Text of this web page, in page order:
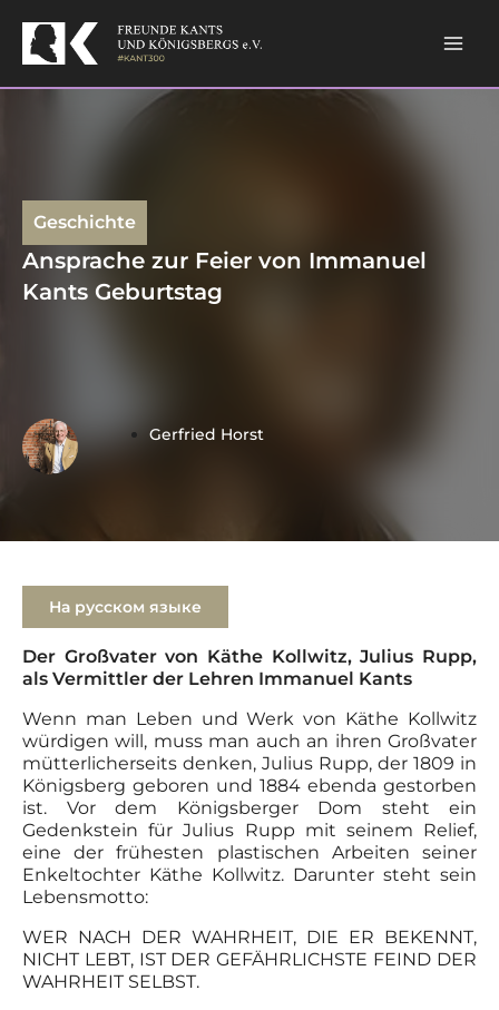
content
Geschichte
Ansprache zur Feier von Immanuel
Kants Geburtstag
Gerfried Horst
На русском языке
Der Großvater von Käthe Kollwitz, Julius Rupp,
als Vermittler der Lehren Immanuel Kants
Wenn man Leben und Werk von Käthe Kollwitz
würdigen will, muss man auch an ihren Großvater
mütterlicherseits denken, Julius Rupp, der 1809 in
Königsberg geboren und 1884 ebenda gestorben
ist. Vor dem Königsberger Dom steht ein
Gedenkstein für Julius Rupp mit seinem Relief,
eine der frühesten plastischen Arbeiten seiner
Enkeltochter Käthe Kollwitz. Darunter steht sein
Lebensmotto:
WER NACH DER WAHRHEIT, DIE ER BEKENNT,
NICHT LEBT, IST DER GEFÄHRLICHSTE FEIND DER
WAHRHEIT SELBST.